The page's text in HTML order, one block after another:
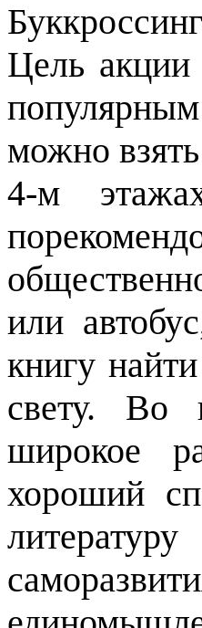
Цель
можно
4-м
или
книгу
свету. Во
широкое
хороший